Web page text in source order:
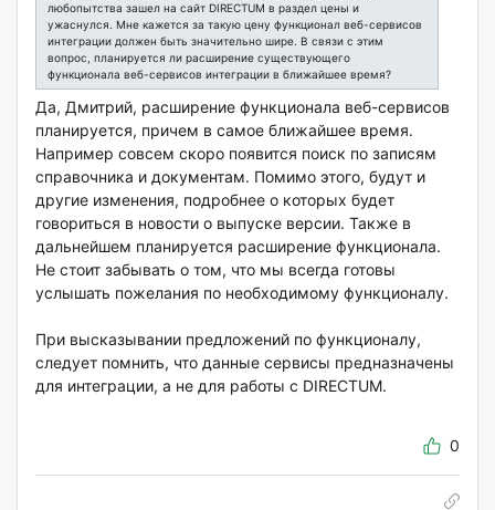
любопытства зашел на сайт DIRECTUM в раздел цены и
ужаснулся. Мне кажется за такую цену функционал веб-сервисов
интеграции должен быть значительно шире. В связи с этим
вопрос, планируется ли расширение существующего
функционала веб-сервисов интеграции в ближайшее время?
Да, Дмитрий, расширение функционала веб-сервисов
планируется, причем в самое ближайшее время.
Например совсем скоро появится поиск по записям
справочника и документам. Помимо этого, будут и
другие изменения, подробнее о которых будет
говориться в новости о выпуске версии. Также в
дальнейшем планируется расширение функционала.
Не стоит забывать о том, что мы всегда готовы
услышать пожелания по необходимому функционалу.
При высказывании предложений по функционалу,
следует помнить, что данные сервисы предназначены
для интеграции, а не для работы с DIRECTUM.
0